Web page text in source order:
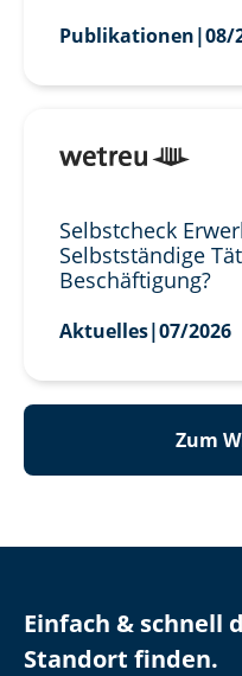
Publikationen|08/
Selbstcheck
Selbstständige
Beschäftigung?
Aktuelles|07/2026
Zum
Einfach & schnell
Standort finden.